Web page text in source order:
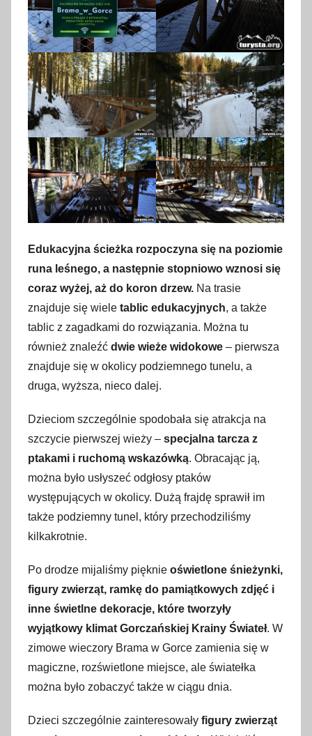
Edukacyjna ścieżka rozpoczyna się na poziomie
runa leśnego, a następnie stopniowo wznosi się
coraz wyżej, aż do koron drzew. Na trasie
znajduje się wiele tablic edukacyjnych, a także
tablic z zagadkami do rozwiązania. Można tu
również znaleźć dwie wieże widokowe – pierwsza
znajduje się w okolicy podziemnego tunelu, a
druga, wyższa, nieco dalej.
Dzieciom szczególnie spodobała się atrakcja na
szczycie pierwszej wieży – specjalna tarcza z
ptakami i ruchomą wskazówką. Obracając ją,
można było usłyszeć odgłosy ptaków
występujących w okolicy. Dużą frajdę sprawił im
także podziemny tunel, który przechodziliśmy
kilkakrotnie.
Po drodze mijaliśmy pięknie oświetlone śnieżynki,
figury zwierząt, ramkę do pamiątkowych zdjęć i
inne świetlne dekoracje, które tworzyły
wyjątkowy klimat Gorczańskiej Krainy Świateł. W
zimowe wieczory Brama w Gorce zamienia się w
magiczne, rozświetlone miejsce, ale światełka
można było zobaczyć także w ciągu dnia.
Dzieci szczególnie zainteresowały figury zwierząt